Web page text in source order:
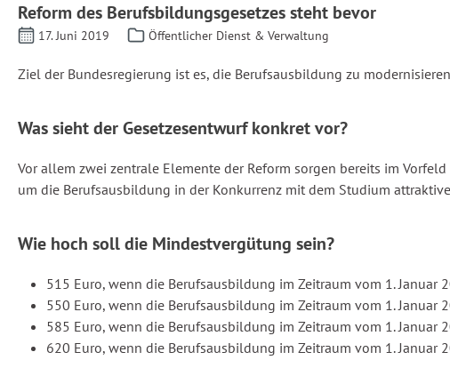
Reform des Berufsbildungsgesetzes steht bevor
17. Juni 2019 Öffentlicher Dienst & Verwaltung
Ziel der Bundesregierung ist es, die Berufsausbildung zu
Was sieht der Gesetzesentwurf konkret vor?
Vor allem zwei zentrale Elemente der Reform sorgen bereits im
um die Berufsausbildung in der Konkurrenz mit dem Studium
Wie hoch soll die Mindestvergütung sein?
515 Euro, wenn die Berufsausbildung im Zeitraum vom 1. Januar
550 Euro, wenn die Berufsausbildung im Zeitraum vom 1. Januar
585 Euro, wenn die Berufsausbildung im Zeitraum vom 1. Januar
620 Euro, wenn die Berufsausbildung im Zeitraum vom 1. Januar